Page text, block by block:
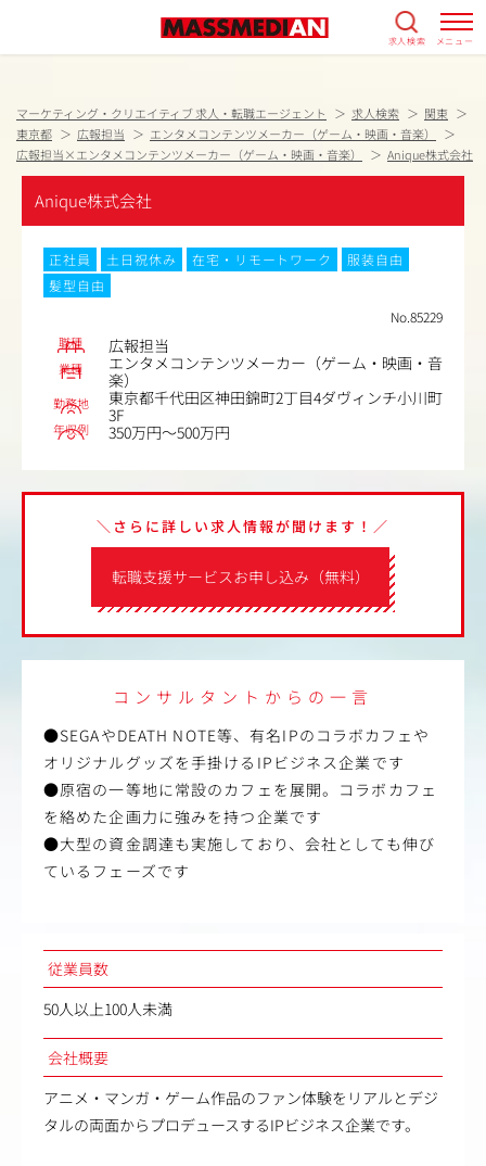
求人検索 メニュー
マーケティング・クリエイティブ 求人・転職エージェント 求人検索
関東
東京都
広報担当
エンタメコンテンツメーカー（ゲーム・映画・音楽）
広報担当×エンタメコンテンツメーカー（ゲーム・映画・音楽）
Anique株式会社
Anique株式会社
正社員 土日祝休み 在宅・リモートワーク
服装自由
髪型自由
No.85229
職種 広報担当
業種
エンタメコンテンツメーカー（ゲーム・映画・音
楽）
勤務地
東京都千代田区神田錦町2丁目4ダヴィンチ小川町
3F
年収例 350万円～500万円
転職支援サービスお申し込み（無料）
＼さらに詳しい求人情報が聞けます！／
コンサルタントからの一言
●SEGAやDEATH NOTE等、有名IPのコラボカフェや
オリジナルグッズを手掛けるIPビジネス企業です
●原宿の一等地に常設のカフェを展開。コラボカフェ
を絡めた企画力に強みを持つ企業です
●大型の資金調達も実施しており、会社としても伸び
ているフェーズです
従業員数
50人以上100人未満
会社概要
アニメ・マンガ・ゲーム作品のファン体験をリアルとデジ
タルの両面からプロデュースするIPビジネス企業です。